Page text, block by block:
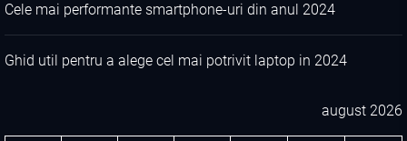
Cele mai performante smartphone-uri din anul 2024
Ghid util pentru a alege cel mai potrivit laptop in 2024
august 2026